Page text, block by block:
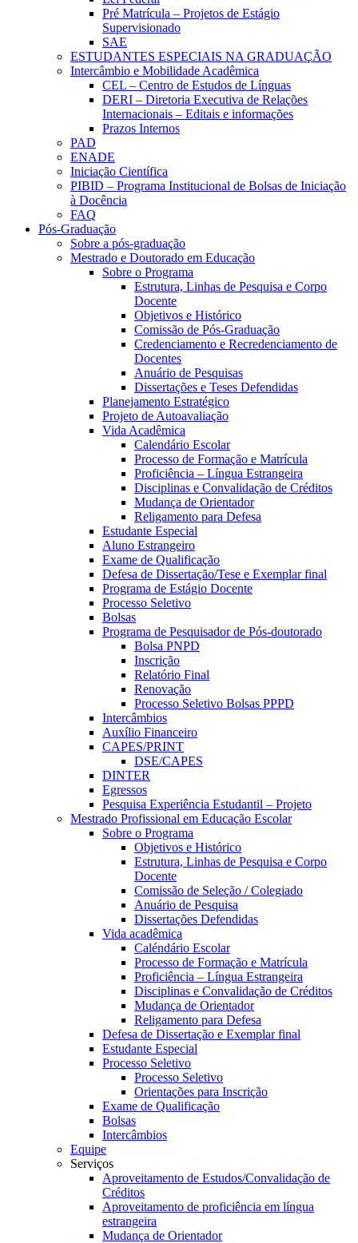
Pré Matrícula – Projetos de Estágio
Supervisionado
SAE
ESTUDANTES ESPECIAIS NA GRADUAÇÃO
Intercâmbio e Mobilidade Acadêmica
CEL – Centro de Estudos de Línguas
DERI – Diretoria Executiva de Relações
Internacionais – Editais e informações
Prazos Internos
PAD
ENADE
Iniciação Científica
PIBID – Programa Institucional de Bolsas de Iniciação
à Docência
FAQ
Pós-Graduação
Sobre a pós-graduação
Mestrado e Doutorado em Educação
Sobre o Programa
Estrutura, Linhas de Pesquisa e Corpo
Docente
Objetivos e Histórico
Comissão de Pós-Graduação
Credenciamento e Recredenciamento de
Docentes
Anuário de Pesquisas
Dissertações e Teses Defendidas
Planejamento Estratégico
Projeto de Autoavaliação
Vida Acadêmica
Calendário Escolar
Processo de Formação e Matrícula
Proficiência – Língua Estrangeira
Disciplinas e Convalidação de Créditos
Mudança de Orientador
Religamento para Defesa
Estudante Especial
Aluno Estrangeiro
Exame de Qualificação
Defesa de Dissertação/Tese e Exemplar final
Programa de Estágio Docente
Processo Seletivo
Bolsas
Programa de Pesquisador de Pós-doutorado
Bolsa PNPD
Inscrição
Relatório Final
Renovação
Processo Seletivo Bolsas PPPD
Intercâmbios
Auxílio Financeiro
CAPES/PRINT
DSE/CAPES
DINTER
Egressos
Pesquisa Experiência Estudantil – Projeto
Mestrado Profissional em Educação Escolar
Sobre o Programa
Objetivos e Histórico
Estrutura, Linhas de Pesquisa e Corpo
Docente
Comissão de Seleção / Colegiado
Anuário de Pesquisa
Dissertações Defendidas
Vida acadêmica
Caléndário Escolar
Processo de Formação e Matrícula
Proficiência – Língua Estrangeira
Disciplinas e Convalidação de Créditos
Mudança de Orientador
Religamento para Defesa
Defesa de Dissertação e Exemplar final
Estudante Especial
Processo Seletivo
Processo Seletivo
Orientações para Inscrição
Exame de Qualificação
Bolsas
Intercâmbios
Equipe
Serviços
Aproveitamento de Estudos/Convalidação de
Créditos
Aproveitamento de proficiência em língua
estrangeira
Mudança de Orientador